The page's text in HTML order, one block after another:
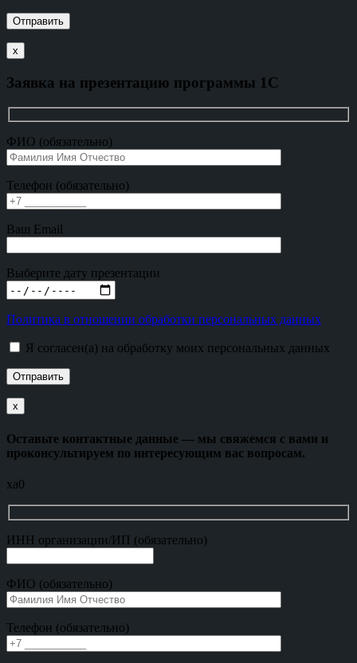
х
Заявка на презентацию программы 1С
ФИО (обязательно)
Телефон (обязательно)
Ваш Email
Выберите дату презентации
Политика в отношении обработки персональных данных
Я согласен(а) на обработку моих персональных данных
х
Оставьте контактные данные — мы свяжемся с вами и
проконсультируем по интересующим вас вопросам.
xa0
ИНН организации/ИП (обязательно)
ФИО (обязательно)
Телефон (обязательно)